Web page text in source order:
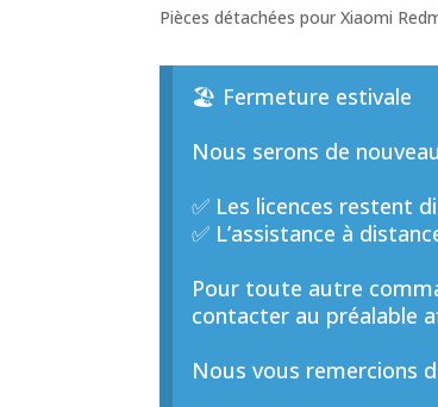
Pièces détachées pour Xiaomi
🏖️ Fermeture estivale
Nous serons de
✅ Les licences restent
✅ L’assistance à
Pour toute autre
contacter au préalable
Nous vous remercions